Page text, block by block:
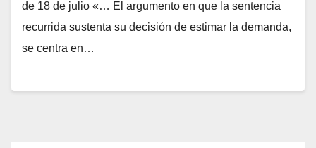
de 18 de julio «… El argumento en que la sentencia
recurrida sustenta su decisión de estimar la demanda,
se centra en…